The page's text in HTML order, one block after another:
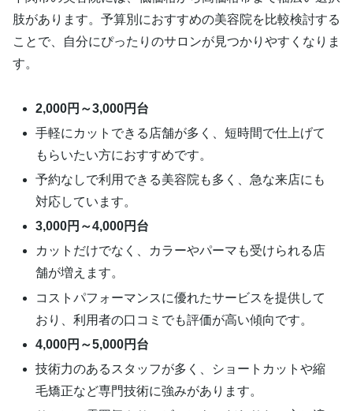
肢があります。予算別におすすめの美容院を比較検討する
ことで、自分にぴったりのサロンが見つかりやすくなりま
す。
2,000円～3,000円台
手軽にカットできる店舗が多く、短時間で仕上げて
もらいたい方におすすめです。
予約なしで利用できる美容院も多く、急な来店にも
対応しています。
3,000円～4,000円台
カットだけでなく、カラーやパーマも受けられる店
舗が増えます。
コストパフォーマンスに優れたサービスを提供して
おり、利用者の口コミでも評価が高い傾向です。
4,000円～5,000円台
技術力のあるスタッフが多く、ショートカットや縮
毛矯正など専門技術に強みがあります。